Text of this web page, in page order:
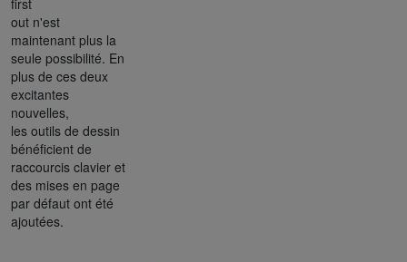
first
out n'est
maintenant plus la
seule possibilité. En
plus de ces deux
excitantes
nouvelles,
les outils de dessin
bénéficient de
raccourcis clavier et
des mises en page
par défaut ont été
ajoutées.